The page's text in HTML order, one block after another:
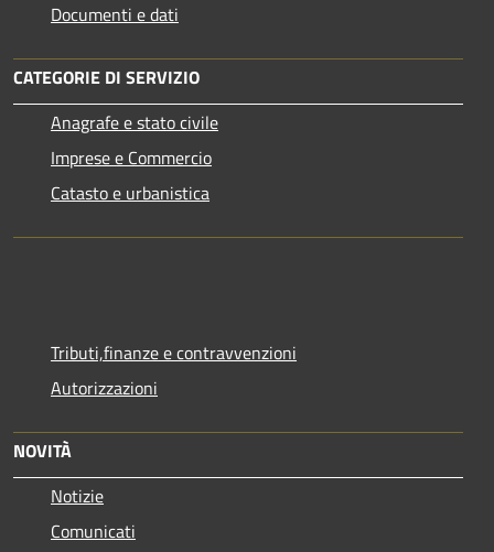
Documenti e dati
CATEGORIE DI SERVIZIO
Anagrafe e stato civile
Imprese e Commercio
Catasto e urbanistica
Tributi,finanze e contravvenzioni
Autorizzazioni
NOVITÀ
Notizie
Comunicati